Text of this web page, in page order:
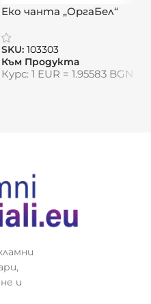
Еко чанта „ОргаБел“
SKU: 103303
Към Продукта
Курс: 1 EUR = 1.95583 BGN
и